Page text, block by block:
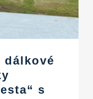
dálkové
s